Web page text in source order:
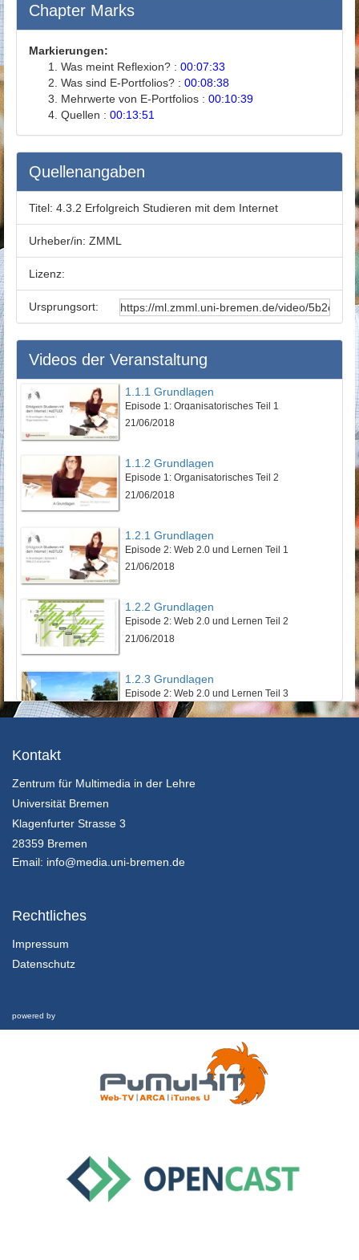
Chapter Marks
Markierungen:
Was meint Reflexion? : 00:07:33
Was sind E-Portfolios? : 00:08:38
Mehrwerte von E-Portfolios : 00:10:39
Quellen : 00:13:51
Quellenangaben
Titel: 4.3.2 Erfolgreich Studieren mit dem Internet
Urheber/in: ZMML
Lizenz:
Ursprungsort:
Videos der Veranstaltung
1.1.1 Grundlagen
Episode 1: Organisatorisches Teil 1
21/06/2018
1.1.2 Grundlagen
Episode 1: Organisatorisches Teil 2
21/06/2018
1.2.1 Grundlagen
Episode 2: Web 2.0 und Lernen Teil 1
21/06/2018
1.2.2 Grundlagen
Episode 2: Web 2.0 und Lernen Teil 2
21/06/2018
1.2.3 Grundlagen
Episode 2: Web 2.0 und Lernen Teil 3
21/06/2018
21/06/2018
Episode 3: Effektiv lernen
3.2.1 Informationen sammeln
Kontakt
Zentrum für Multimedia in der Lehre
Universität Bremen
Klagenfurter Strasse 3
28359 Bremen
Email: info@media.uni-bremen.de
Rechtliches
Impressum
Datenschutz
powered by